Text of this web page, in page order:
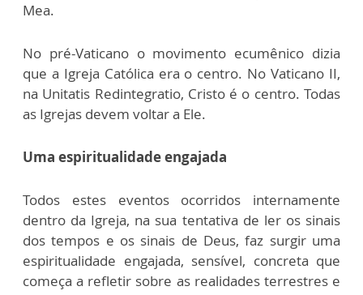
Mea.
No pré-Vaticano o movimento ecumênico dizia
que a Igreja Católica era o centro. No Vaticano II,
na Unitatis Redintegratio, Cristo é o centro. Todas
as Igrejas devem voltar a Ele.
Uma espiritualidade engajada
Todos estes eventos ocorridos internamente
dentro da Igreja, na sua tentativa de ler os sinais
dos tempos e os sinais de Deus, faz surgir uma
espiritualidade engajada, sensível, concreta que
começa a refletir sobre as realidades terrestres e